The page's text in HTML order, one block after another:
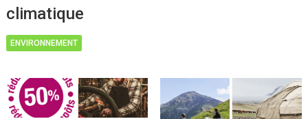
climatique
ENVIRONNEMENT